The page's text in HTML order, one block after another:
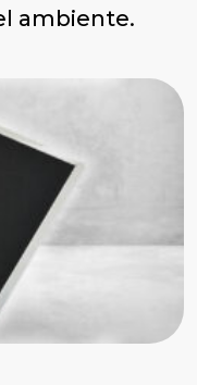
ambiente.